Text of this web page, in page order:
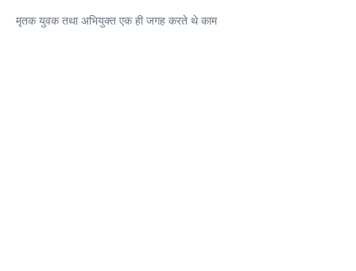
मृतक युवक तथा अभियुक्त एक ही जगह करते थे काम